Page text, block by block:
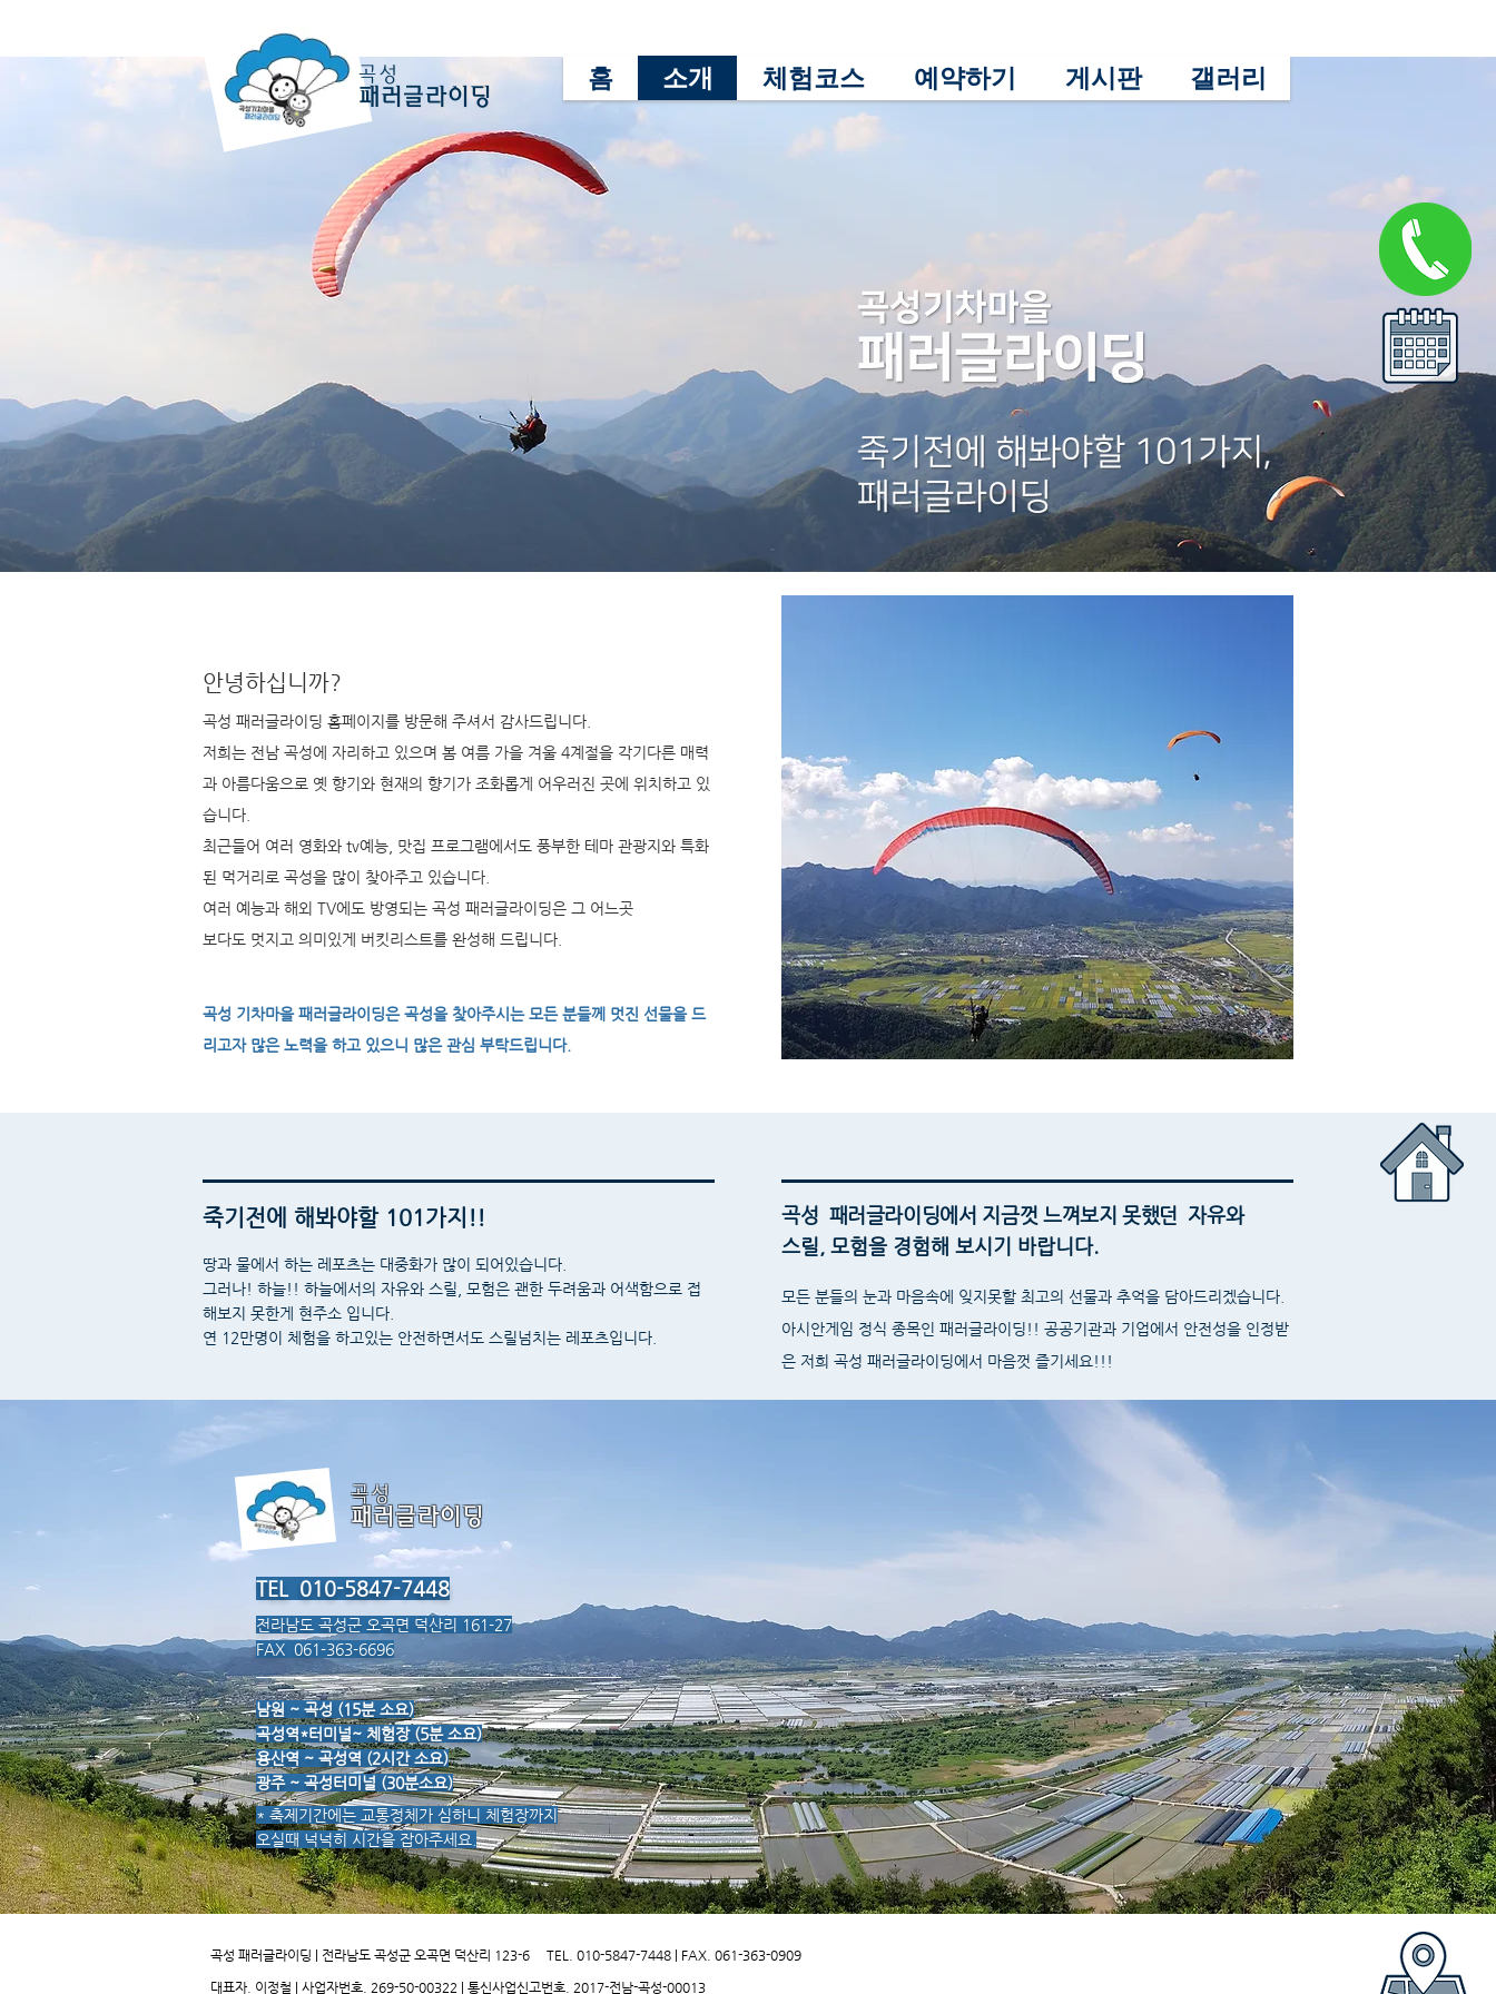
곡성
패러글라이딩
홈 소개 체험코스 예약하기 게시판 갤러리
안녕하십니까?
곡성 패러글라이 딩 홈페이지를 방문해 주셔서 감사드립니다.
저희는 전남 곡성에 자리하고 있으며 봄 여름 가을 겨울 4계절을 각기다른 매력
과 아름다움으로 옛 향기와 현재의 향기가 조화롭게 어우러진 곳에 위치하고 있
습니다.
최근들어 여러 영화와 tv예능, 맛집 프로그램에서도 풍부한 테마 관광지와 특화
된 먹거리로 곡성을 많이 찾아주고 있습니다.
여러 예능과 해외 TV에도 방영되는 곡성 패러글라이딩은 그 어느곳
​보다도 멋지고 의미있게 버킷리스트를 완성해 드립니다.
곡성 기차마을 패러글라이딩은 곡성을 찾아주시는 모든 분들께 멋진 선물을 드
리고자 많은 노력을 하고 있으니 많은 관심 부탁드립니다.
죽기전에 해봐야할 101가지!!
땅과 물에서 하는 레포츠는 대중화가 많이 되어있습니다.
그러나! 하늘!! 하늘에서의 자유와 스릴, 모험은 괜한 두려움과 어색함으로 접
해보지 못한게 현주소 입니다.
연 12만명이 체험을 하고있는 안전하면서도 스릴넘치는 레포츠입니다.
곡성 패러글라이딩에서 지금껏 느껴보지 못했던 자유와
스릴, 모험을 경험해 보시기 바랍니다.
모든 분들의 눈과 마음속에 잊지못할 최고의 선물과 추억을 담아드리겠습니다.
​아시안게임 정식 종목인 패러글라이딩!! 공공기관과 기업에서 안전성을 인정받
은 저희 곡성 패러글라이딩에서 마음껏 즐기세요!!!
곡성
패러글라이딩
TEL 010-5847-7448
전라남도 곡성군 오곡면 덕산리 161-27
FAX 061-363-6696
남원 ~ 곡성 (15분 소요)
곡성역*터미널~ 체험장 (5분 소요)
용산역 ~ 곡성역 (2시간 소요)
광주 ~ 곡성터미널 (30분소요)
* 축제기간에는 교통정체가 심하니 체험장까지
오실때 넉넉히 시간을 잡아주세요.
곡성 패러글라이딩 | 전라남도 곡성군 오곡면 덕산리 123-6 TEL. 010-5847-7448 | FAX. 061-363-0909
대표자. 이정철 | 사업자번호. 269-50-00322 | 통신사업신고번호. 2017-전남-곡성-00013